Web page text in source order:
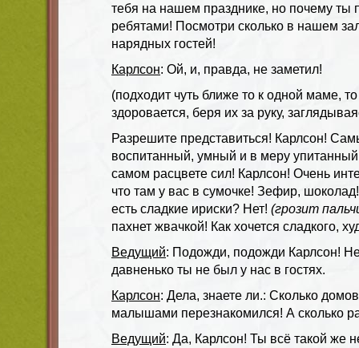
тебя на нашем празднике, но почему ты
ребятами! Посмотри сколько в нашем
нарядных гостей!
Карлсон: Ой, и, правда, не заметил!
(подходит чуть ближе то к одной маме,
здоровается, беря их за руку,
Разрешите представиться! Карлсон!
воспитанный, умный и в меру
самом расцвете сил! Карлсон! Очень
что там у вас в сумочке! Зефир,
есть сладкие ириски? Нет! (грозит
пахнет жвачкой! Как хочется сладкого,
Ведущий: Подожди, подожди Карлсон!
давненько ты не был у нас в гостях.
Карлсон: Дела, знаете ли.: Сколько
малышами перезнакомился! А сколько
Ведущий: Да, Карлсон! Ты всё такой же